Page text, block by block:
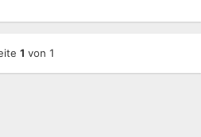
1 von 1